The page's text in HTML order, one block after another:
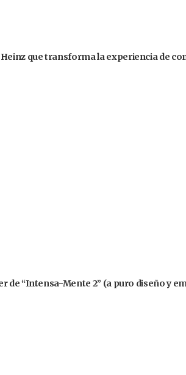
que transforma la experiencia de
de “Intensa-Mente 2” (a puro diseño y